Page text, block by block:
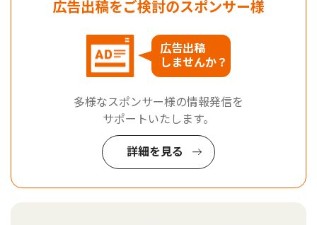
広告出稿をご検討のスポンサー様
広告出稿
しませんか？
多様なスポンサー様の情報発信を
サポートいたします。
詳細を見る